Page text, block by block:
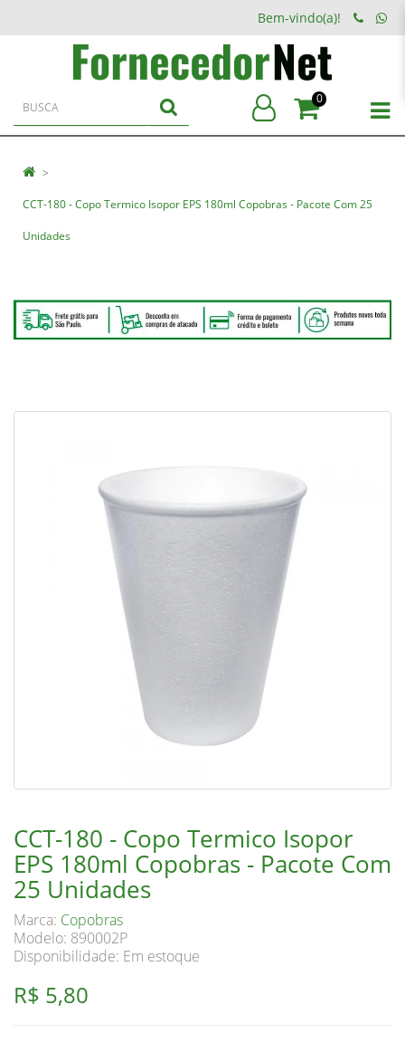
Bem-vindo(a)!
0
CCT-180 - Copo Termico Isopor EPS 180ml Copobras - Pacote Com 25
Unidades
CCT-180 - Copo Termico Isopor
EPS 180ml Copobras - Pacote Com
25 Unidades
Marca: Copobras
Modelo: 890002P
Disponibilidade: Em estoque
R$ 5,80